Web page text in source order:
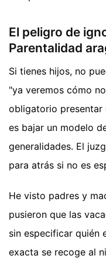
El peligro de
Parentalidad
Si tienes hijos, no
"ya veremos cómo
obligatorio presentar
es bajar un modelo
generalidades. El
para atrás si no es
He visto padres y
pusieron que las
sin especificar quién
exacta se recoge al